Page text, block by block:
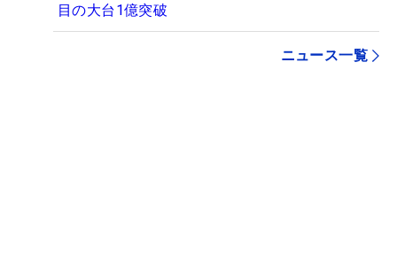
目の大台1億突破
ニュース一覧